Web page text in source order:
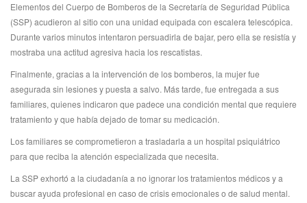
Elementos del Cuerpo de Bomberos de la Secretaría de Seguridad Pública
(SSP) acudieron al sitio con una unidad equipada con escalera telescópica.
Durante varios minutos intentaron persuadirla de bajar, pero ella se resistía y
mostraba una actitud agresiva hacia los rescatistas.
Finalmente, gracias a la intervención de los bomberos, la mujer fue
asegurada sin lesiones y puesta a salvo. Más tarde, fue entregada a sus
familiares, quienes indicaron que padece una condición mental que requiere
tratamiento y que había dejado de tomar su medicación.
Los familiares se comprometieron a trasladarla a un hospital psiquiátrico
para que reciba la atención especializada que necesita.
La SSP exhortó a la ciudadanía a no ignorar los tratamientos médicos y a
buscar ayuda profesional en caso de crisis emocionales o de salud mental.